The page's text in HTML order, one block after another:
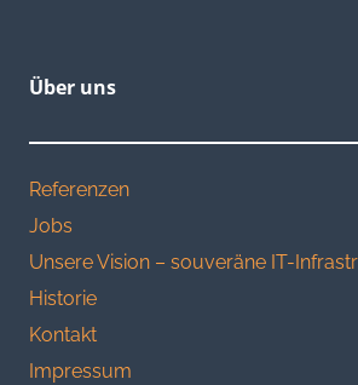
Über uns
Referenzen
Jobs
Unsere Vision – souveräne IT-
Historie
Kontakt
Impressum